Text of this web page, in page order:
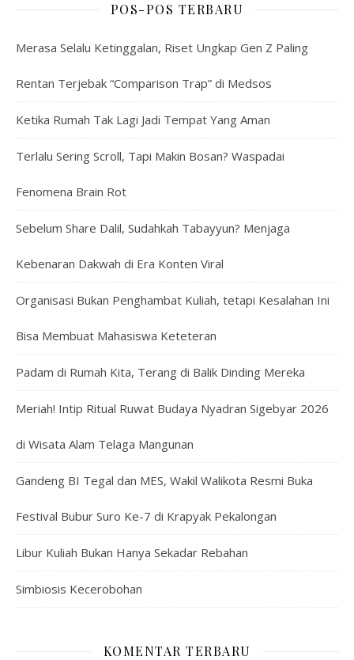
POS-POS TERBARU
Merasa Selalu Ketinggalan, Riset Ungkap Gen Z Paling
Rentan Terjebak “Comparison Trap” di Medsos
Ketika Rumah Tak Lagi Jadi Tempat Yang Aman
Terlalu Sering Scroll, Tapi Makin Bosan? Waspadai
Fenomena Brain Rot
Sebelum Share Dalil, Sudahkah Tabayyun? Menjaga
Kebenaran Dakwah di Era Konten Viral
Organisasi Bukan Penghambat Kuliah, tetapi Kesalahan Ini
Bisa Membuat Mahasiswa Keteteran
Padam di Rumah Kita, Terang di Balik Dinding Mereka
Meriah! Intip Ritual Ruwat Budaya Nyadran Sigebyar 2026
di Wisata Alam Telaga Mangunan
Gandeng BI Tegal dan MES, Wakil Walikota Resmi Buka
Festival Bubur Suro Ke-7 di Krapyak Pekalongan
Libur Kuliah Bukan Hanya Sekadar Rebahan
Simbiosis Kecerobohan
KOMENTAR TERBARU